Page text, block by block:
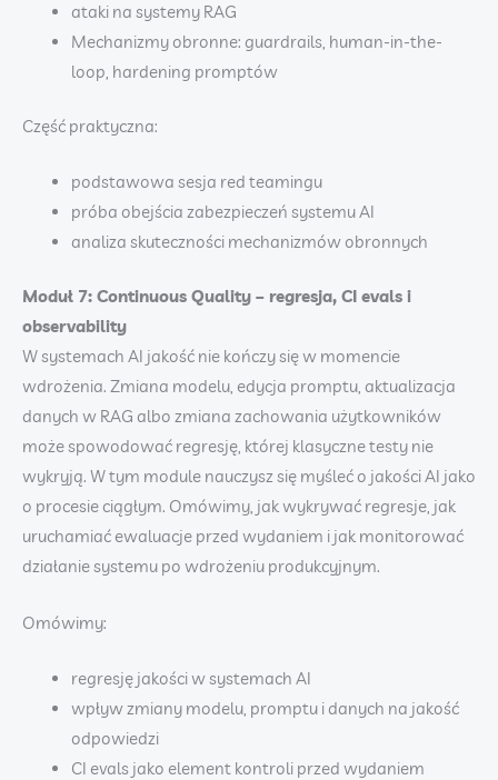
ataki na systemy RAG
Mechanizmy obronne: guardrails, human-in-the-
loop, hardening promptów
Część praktyczna:
podstawowa sesja red teamingu
próba obejścia zabezpieczeń systemu AI
analiza skuteczności mechanizmów obronnych
Moduł 7: Continuous Quality – regresja, CI evals i
observability
W systemach AI jakość nie kończy się w momencie
wdrożenia. Zmiana modelu, edycja promptu, aktualizacja
danych w RAG albo zmiana zachowania użytkowników
może spowodować regresję, której klasyczne testy nie
wykryją. W tym module nauczysz się myśleć o jakości AI jako
o procesie ciągłym. Omówimy, jak wykrywać regresje, jak
uruchamiać ewaluacje przed wydaniem i jak monitorować
działanie systemu po wdrożeniu produkcyjnym.
Omówimy:
regresję jakości w systemach AI
wpływ zmiany modelu, promptu i danych na jakość
odpowiedzi
CI evals jako element kontroli przed wydaniem